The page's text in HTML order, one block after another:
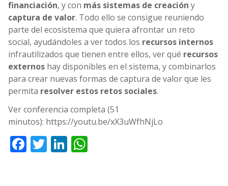
financiación, y con más sistemas de creación y
captura de valor. Todo ello se consigue reuniendo
parte del ecosistema que quiera afrontar un reto
social, ayudándoles a ver todos los recursos internos
infrautilizados que tienen entre ellos, ver qué recursos
externos hay disponibles en el sistema, y combinarlos
para crear nuevas formas de captura de valor que les
permita resolver estos retos sociales.
Ver conferencia completa (51
minutos): https://youtu.be/xX3uWfhNjLo
Facebook
TwitterLinkedIn